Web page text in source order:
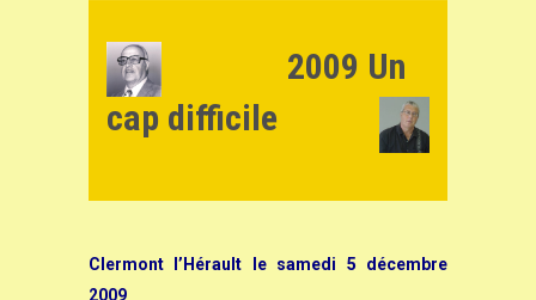
2009 Un
cap difficile
Clermont l’Hérault le samedi 5 décembre
2009